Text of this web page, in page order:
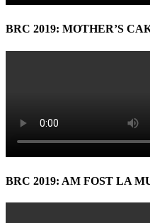
BRC 2019: MOTHER’S
BRC 2019: AM FOST LA